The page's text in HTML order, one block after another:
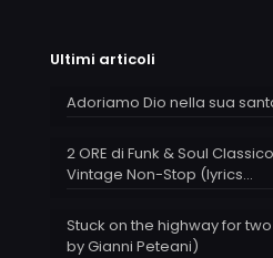
Ultimi articoli
Adoriamo Dio nella sua
2 ORE di Funk & Soul
Vintage Non-Stop (lyrics…
Stuck on the highway for
by Gianni Peteani)